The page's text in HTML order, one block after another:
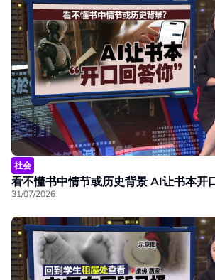
社会
看不懂书中情节或历史背景 AI让书本开
31/07/2026